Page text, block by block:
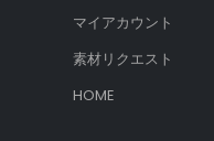
マイアカウント
素材リクエスト
HOME